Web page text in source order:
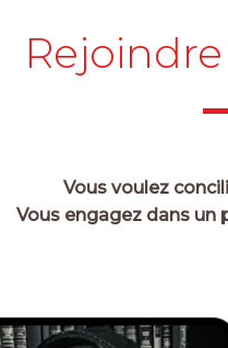
Vous voulez
Vous engagez dans